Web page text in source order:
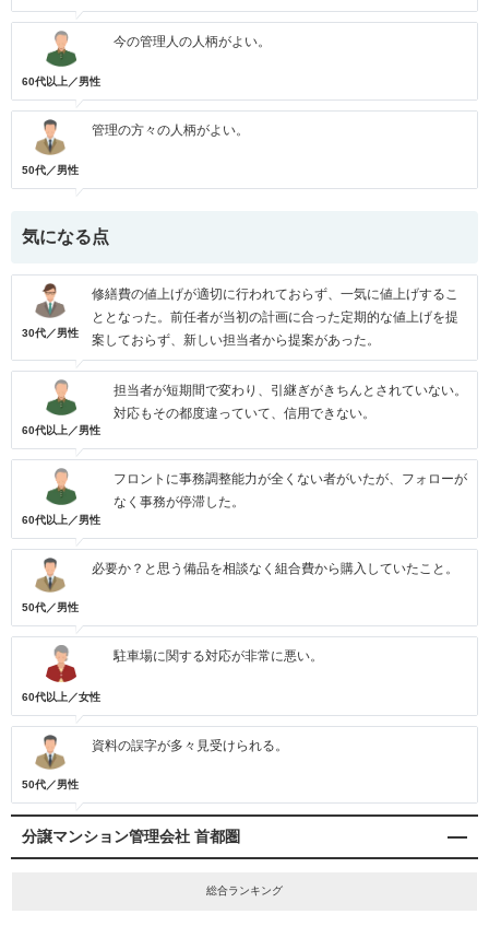
60代以上／男性
今の管理人の人柄がよい。
50代／男性
管理の方々の人柄がよい。
気になる点
30代／男性
修繕費の値上げが適切に行われておらず、一気に値上げするこ
ととなった。前任者が当初の計画に合った定期的な値上げを提
案しておらず、新しい担当者から提案があった。
60代以上／男性
担当者が短期間で変わり、引継ぎがきちんとされていない。
対応もその都度違っていて、信用できない。
60代以上／男性
フロントに事務調整能力が全くない者がいたが、フォローが
なく事務が停滞した。
50代／男性
必要か？と思う備品を相談なく組合費から購入していたこと。
60代以上／女性
駐車場に関する対応が非常に悪い。
50代／男性
資料の誤字が多々見受けられる。
分譲マンション管理会社 首都圏
総合ランキング